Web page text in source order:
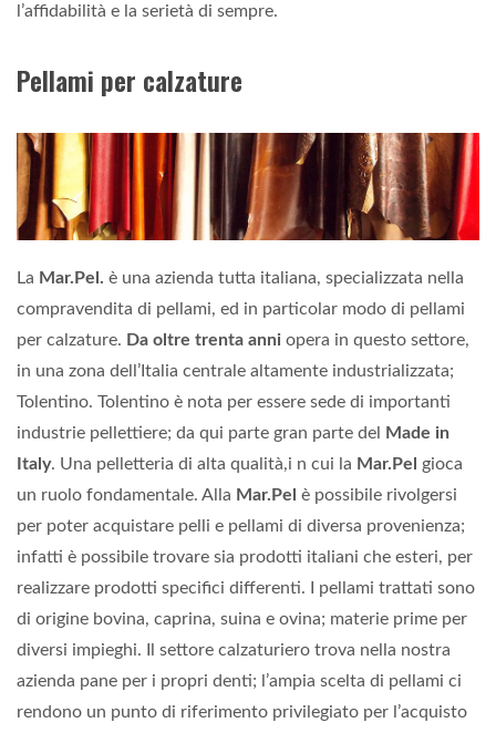
l’affidabilità e la serietà di sempre.
Pellami per calzature
La Mar.Pel. è una azienda tutta italiana, specializzata nella
compravendita di pellami, ed in particolar modo di pellami
per calzature. Da oltre trenta anni opera in questo settore,
in una zona dell’Italia centrale altamente industrializzata;
Tolentino. Tolentino è nota per essere sede di importanti
industrie pellettiere; da qui parte gran parte del
Made in
Italy. Una pelletteria di alta qualità,i n cui la Mar.Pel
gioca
un ruolo fondamentale. Alla Mar.Pel è possibile rivolgersi
per poter acquistare pelli e pellami di diversa provenienza;
infatti è possibile trovare sia prodotti italiani che esteri, per
realizzare prodotti specifici differenti. I pellami trattati sono
di origine bovina, caprina, suina e ovina; materie prime per
diversi impieghi. Il settore calzaturiero trova nella nostra
azienda pane per i propri denti; l’ampia scelta di pellami ci
rendono un punto di riferimento privilegiato per l’acquisto